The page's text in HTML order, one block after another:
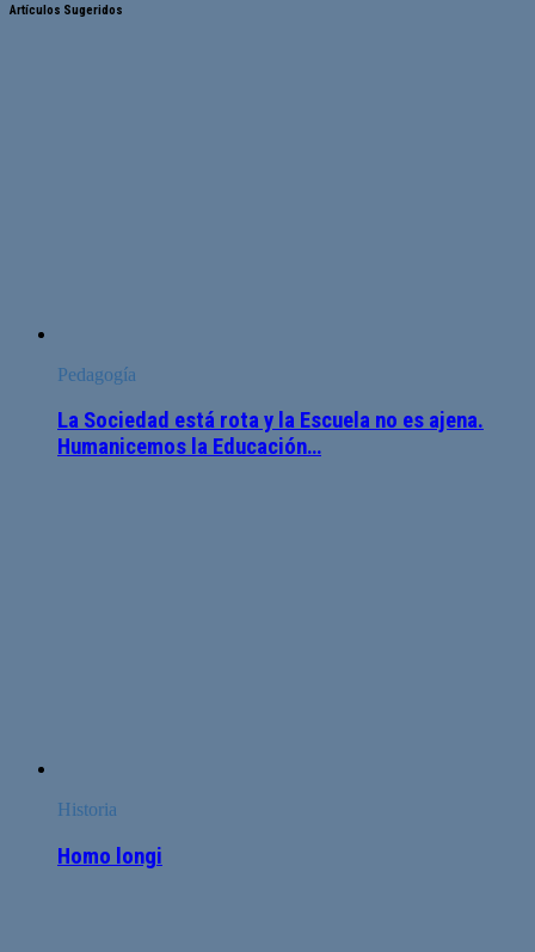
Artículos Sugeridos
Pedagogía
La Sociedad está rota y la Escuela no es ajena.
Humanicemos la Educación…
Historia
Homo longi